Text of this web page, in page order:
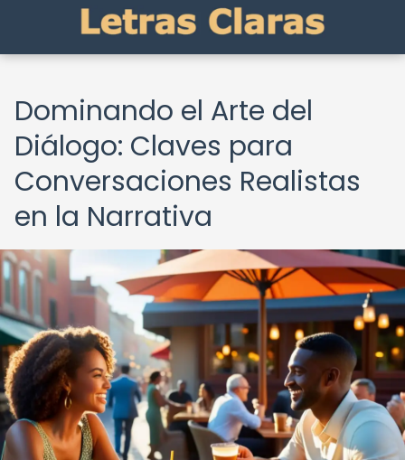
Dominando el Arte del
Diálogo: Claves para
Conversaciones Realistas
en la Narrativa